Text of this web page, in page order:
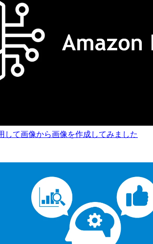
して画像から画像を作成してみました